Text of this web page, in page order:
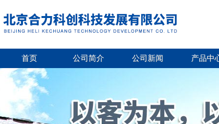
首页 公司简介 公司新闻 产品中